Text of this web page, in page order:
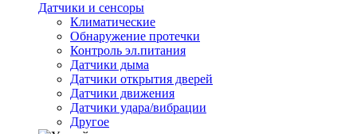
Датчики и сенсоры
Климатические
Обнаружение протечки
Контроль эл.питания
Датчики дыма
Датчики открытия дверей
Датчики движения
Датчики удара/вибрации
Другое